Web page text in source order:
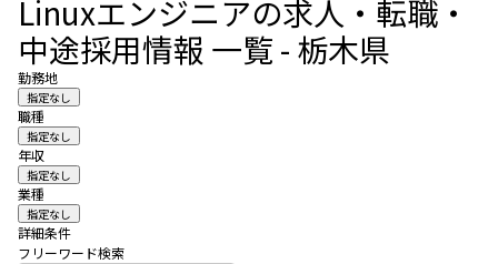
Linuxエンジニアの求人・転職・
中途採用情報 一覧 - 栃木県
勤務地
指定なし
職種
指定なし
年収
指定なし
業種
指定なし
詳細条件
フリーワード検索